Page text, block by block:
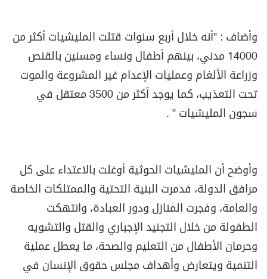
وأضاف : "أنه خلال أربع سنوات قتلت المليشيات أكثر من
14000 مدني، بينهم أطفال ونساء ومسنين بالقنص
وزراعة الألغام وعمليات الإعدام غير المشروعة والموت
تحت التعذيب، كما يوجد أكثر من 3500 معتقل في
سجون المليشيات " .
وأوضح أن المليشيات الحوثية أوغلت بالاعتداء على كل
مرافق الدولة، فدمرت البنية التحتية والممتلكات الخاصة
والعامة، وفجرت المنازل ودور العبادة، وانتهكت
الطفولة من خلال التجنيد الإجباري والقتل والتشويه
وحرمان الأطفال من التعليم والصحة، ما يعطل عملية
التنمية ويتعارض وأهداف مجلس حقوق الإنسان في